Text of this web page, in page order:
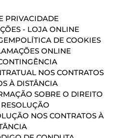
PRIVACIDADE
- LOJA ONLINE
POLÍTICA DE COOKIES
ONLINE
NOS CONTRATOS
À DISTÂNCIA
SOBRE O DIREITO
NOS CONTRATOS À